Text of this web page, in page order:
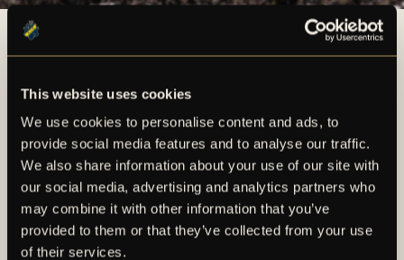
This website uses cookies
We use cookies to personalise content and ads, to
provide social media features and to analyse our traffic.
We also share information about your use of our site with
our social media, advertising and analytics partners who
may combine it with other information that you’ve
provided to them or that they’ve collected from your use
of their services.
Ladda ner ett gåvokort
FLER NYHETER